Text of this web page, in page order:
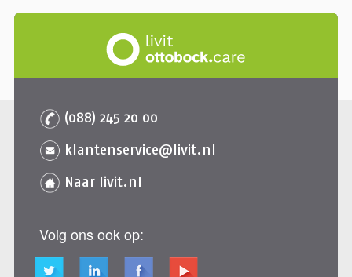
(088) 245 20 00
klantenservice@livit.nl
Naar livit.nl
Volg ons ook op: